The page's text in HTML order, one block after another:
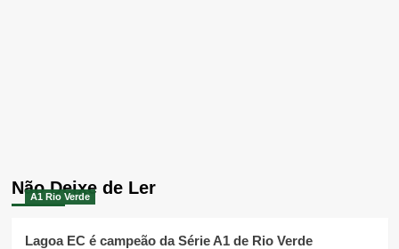
Não Deixe de Ler
A1 Rio Verde
Lagoa EC é campeão da Série A1 de Rio Verde